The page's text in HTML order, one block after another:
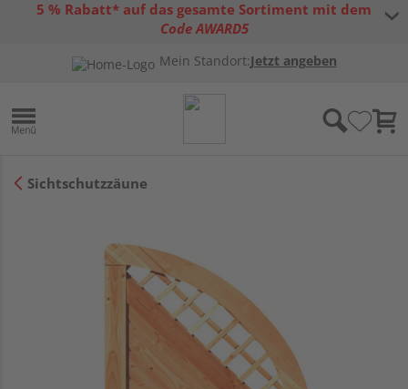
5 % Rabatt* auf das gesamte Sortiment mit dem
Code AWARD5
Gutscheinbedingungen
Mein Standort:Jetzt angeben
Sichtschutzzäune